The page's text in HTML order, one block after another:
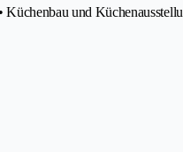
Küchenbau und